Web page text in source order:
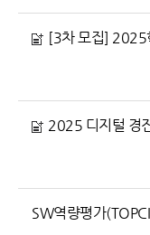
2025 디지털 경
SW역량평가